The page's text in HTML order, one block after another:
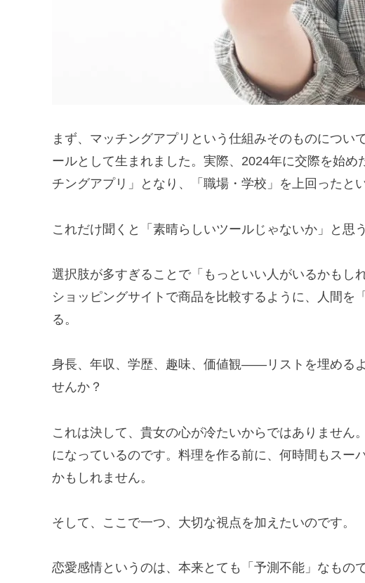
まず、マッチングアプリという仕組みそのものにつ
ールとして生まれました。実際、2024年に交際を始
チングアプリ」となり、「職場・学校」を上回ったと
これだけ聞くと「素晴らしいツールじゃないか」と
選択肢が多すぎることで「もっといい人がいるかも
ショッピングサイトで商品を比較するように、人間
る。
身長、年収、学歴、趣味、価値観——リストを埋める
せんか？
これは決して、貴女の心が冷たいからではありませ
になっているのです。料理を作る前に、何時間もス
かもしれません。
そして、ここで一つ、大切な視点を加えたいのです。
恋愛感情というのは、本来とても「予測不能」なもの